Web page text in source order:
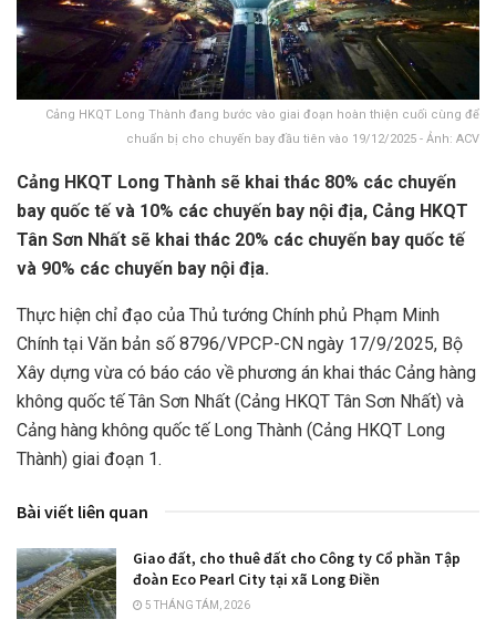
Cảng HKQT Long Thành đang bước vào giai đoạn hoàn thiện cuối cùng để
chuẩn bị cho chuyến bay đầu tiên vào 19/12/2025 - Ảnh: ACV
Cảng HKQT Long Thành sẽ khai thác 80% các chuyến
bay quốc tế và 10% các chuyến bay nội địa, Cảng HKQT
Tân Sơn Nhất sẽ khai thác 20% các chuyến bay quốc tế
và 90% các chuyến bay nội địa.
Thực hiện chỉ đạo của Thủ tướng Chính phủ Phạm Minh
Chính tại Văn bản số 8796/VPCP-CN ngày 17/9/2025, Bộ
Xây dựng vừa có báo cáo về phương án khai thác Cảng hàng
không quốc tế Tân Sơn Nhất (Cảng HKQT Tân Sơn Nhất) và
Cảng hàng không quốc tế Long Thành (Cảng HKQT Long
Thành) giai đoạn 1.
Bài viết liên quan
Giao đất, cho thuê đất cho Công ty Cổ phần Tập
đoàn Eco Pearl City tại xã Long Điền
5 THÁNG TÁM, 2026